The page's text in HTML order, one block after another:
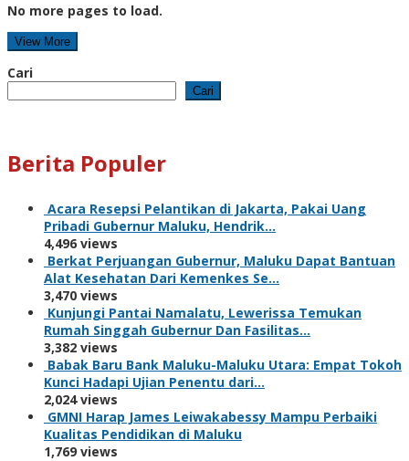
No more pages to load.
View More
Cari
Cari
Berita Populer
Acara Resepsi Pelantikan di Jakarta, Pakai Uang
Pribadi Gubernur Maluku, Hendrik…
4,496 views
Berkat Perjuangan Gubernur, Maluku Dapat Bantuan
Alat Kesehatan Dari Kemenkes Se…
3,470 views
Kunjungi Pantai Namalatu, Lewerissa Temukan
Rumah Singgah Gubernur Dan Fasilitas…
3,382 views
Babak Baru Bank Maluku-Maluku Utara: Empat Tokoh
Kunci Hadapi Ujian Penentu dari…
2,024 views
GMNI Harap James Leiwakabessy Mampu Perbaiki
Kualitas Pendidikan di Maluku
1,769 views